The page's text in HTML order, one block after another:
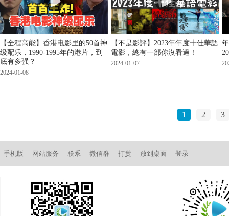
【全程高能】香港电影里的50首神
级配乐，1990-1995年的港片，到
底有多强？
2024-01-08
【不是影評】2023年年度十佳華語
電影，總有一部你沒看過！
2024-01-07
1 2 3
手机版 网站服务 联系 微信群 打赏 放到桌面 登录